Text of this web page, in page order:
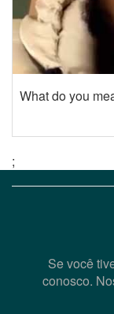
What do you
;
Se você
conosco.